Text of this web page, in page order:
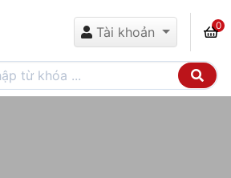
Tài khoản 0